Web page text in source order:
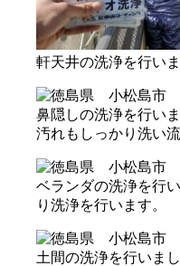
軒天井の洗浄を行いま
鼻隠しの洗浄を行い
汚れもしっかり洗い流
ベランダの洗浄を行
り洗浄を行います。
土間の洗浄を行いまし